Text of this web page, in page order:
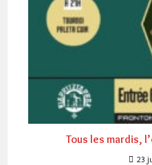
Tous les mardis,
23